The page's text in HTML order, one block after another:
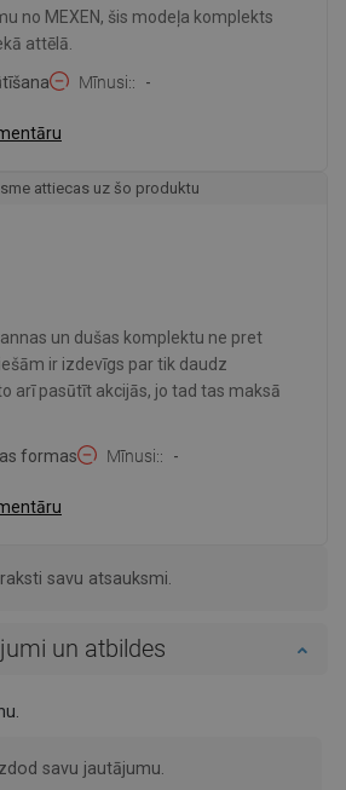
no MEXEN, šis modeļa komplekts
attēlā.
Mīnusi: -
attiecas uz šo produktu
un dušas komplektu ne pret
ir izdevīgs par tik daudz
arī pasūtīt akcijās, jo tad tas maksā
formas Mīnusi: -
savu atsauksmi.
un atbildes
savu jautājumu.